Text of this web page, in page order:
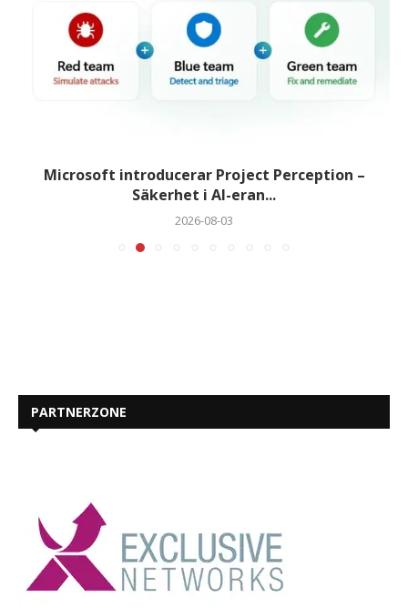
Microsoft introducerar Project Perception –
Säkerhet i AI-eran...
2026-08-03
PARTNERZONE